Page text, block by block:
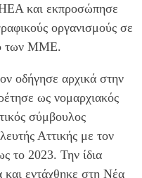
και εκπροσώπησε
οργανισμούς σε
των ΜΜΕ.
οδήγησε αρχικά στην
ως νομαρχιακός
σύμβουλος
Αττικής με τον
το 2023. Την ίδια
εντάχθηκε στη Νέα